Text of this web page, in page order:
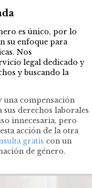
es único, por lo
su enfoque para
Nos
legal dedicado y
y buscando la
una compensación
derechos laborales
innecesaria, pero
acción de la otra
gratis con un
de género.